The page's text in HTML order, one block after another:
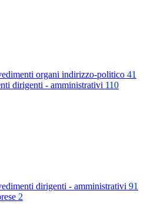
organi indirizzo-politico 41
dirigenti - amministrativi 110
dirigenti - amministrativi 91
2